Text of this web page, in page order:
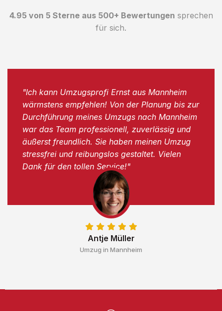
4.95 von 5 Sterne aus 500+ Bewertungen sprechen
für sich.
Antje Müller
Umzug in Mannheim
"Ich kann Umzugsprofi Ernst aus Mannheim
wärmstens empfehlen! Von der Planung bis zur
Durchführung meines Umzugs nach Mannheim
war das Team professionell, zuverlässig und
äußerst freundlich. Sie haben meinen Umzug
stressfrei und reibungslos gestaltet. Vielen
Dank für den tollen Service!"